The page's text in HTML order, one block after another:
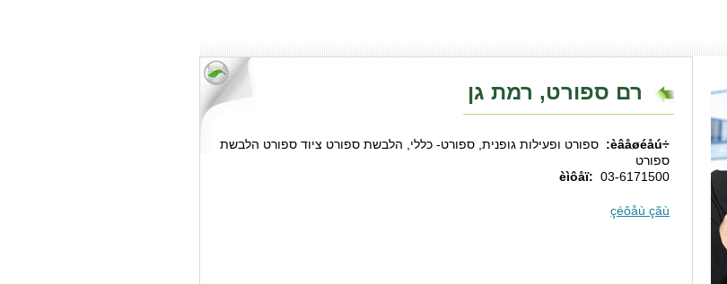
רם ספורט, רמת גן
÷èâåøéåú:
ספורט ופעילות גופנית, ספורט- כללי, הלבשת ספורט ציוד ספורט הלבשת
ספורט
èìôåï: 03-6171500
çéôåù çãù